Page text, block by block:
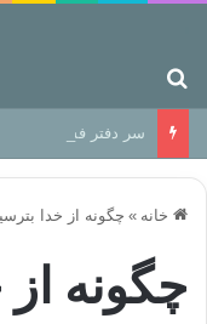
سر دفتر فساد در
خانه » چگونه از خدا
چگونه